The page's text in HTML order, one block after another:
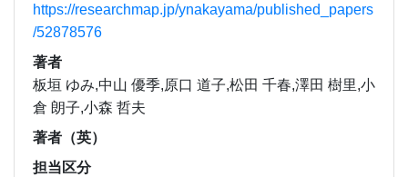
https://researchmap.jp/ynakayama/published_papers
/52878576
著者
板垣 ゆみ,中山 優季,原口 道子,松田 千春,澤田 樹里,小
倉 朗子,小森 哲夫
著者（英）
担当区分